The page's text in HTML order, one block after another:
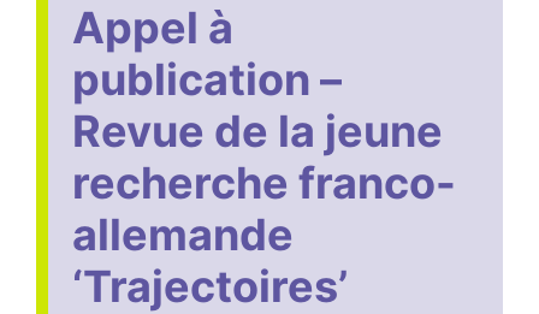
Appel à
publication –
Revue de la jeune
recherche franco-
allemande
‘Trajectoires’